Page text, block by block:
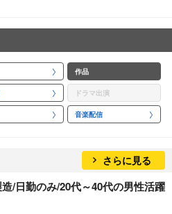
作品
ドラマ出演
音楽配信
さらに見る
/日勤のみ/20代～40代の男性活躍